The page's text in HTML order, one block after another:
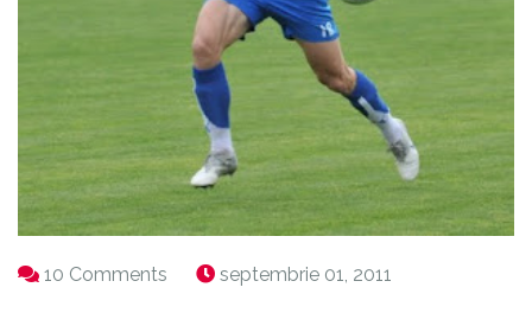
10 Comments septembrie 01, 2011